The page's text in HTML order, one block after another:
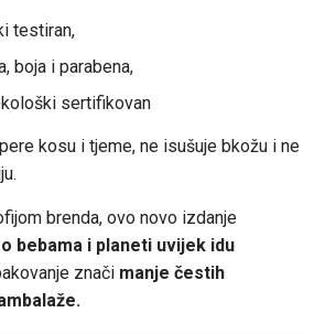
testiran,
boja i parabena,
sertifikovan
kosu i tjeme, ne isušuje bkožu i ne
brenda, ovo novo izdanje
bebama i planeti uvijek idu
znači manje čestih